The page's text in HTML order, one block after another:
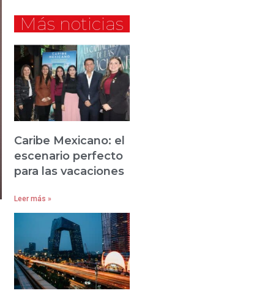
Más noticias
Caribe Mexicano: el
escenario perfecto
para las vacaciones
Leer más »